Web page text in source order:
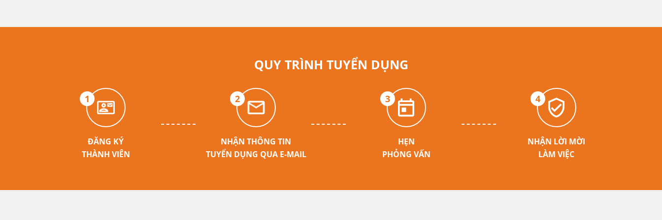
QUY TRÌNH TUYỂN DỤNG
1
ĐĂNG KÝ
THÀNH VIÊN
2
NHẬN THÔNG TIN
TUYỂN DỤNG QUA E-MAIL
3
HẸN
PHỎNG VẤN
4
NHẬN LỜI MỜI
LÀM VIỆC